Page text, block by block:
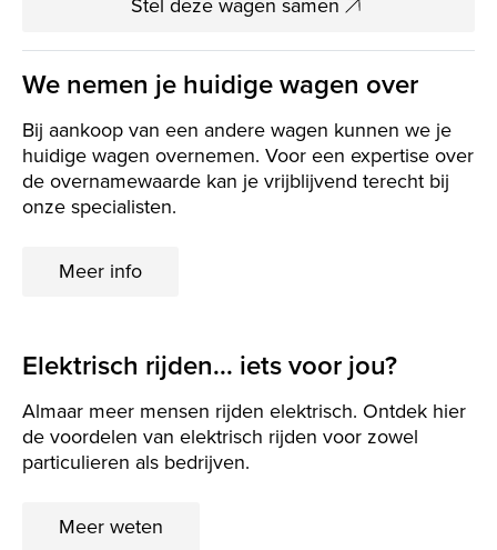
We nemen je huidige wagen over
Bij aankoop van een andere wagen kunnen we je
huidige wagen overnemen. Voor een expertise over
de overnamewaarde kan je vrijblijvend terecht bij
onze specialisten.
Meer info
Elektrisch rijden... iets voor jou?
Almaar meer mensen rijden elektrisch. Ontdek hier
de voordelen van elektrisch rijden voor zowel
particulieren als bedrijven.
Meer weten